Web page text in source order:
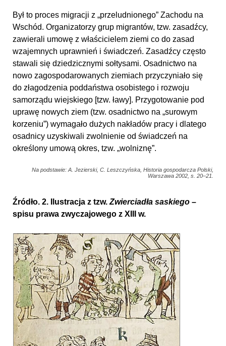
Był to proces migracji z „przeludnionego” Zachodu na
Wschód. Organizatorzy grup migrantów, tzw. zasadźcy,
zawierali umowę z właścicielem ziemi co do zasad
wzajemnych uprawnień i świadczeń. Zasadźcy często
stawali się dziedzicznymi sołtysami. Osadnictwo na
nowo zagospodarowanych ziemiach przyczyniało się
do złagodzenia poddaństwa osobistego i rozwoju
samorządu wiejskiego [tzw. ławy]. Przygotowanie pod
uprawę nowych ziem (tzw. osadnictwo na „surowym
korzeniu”) wymagało dużych nakładów pracy i dlatego
osadnicy uzyskiwali zwolnienie od świadczeń na
określony umową okres, tzw. „wolniznę”.
Na podstawie: A. Jezierski, C. Leszczyńska, Historia gospodarcza Polski,
Warszawa 2002, s. 20–21.
Źródło. 2. Ilustracja z tzw. Zwierciadła saskiego –
spisu prawa zwyczajowego z XIII w.